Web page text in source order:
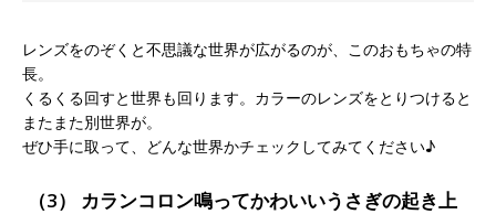
レンズをのぞくと不思議な世界が広がるのが、このおもちゃの特
長。
くるくる回すと世界も回ります。カラーのレンズをとりつけると
またまた別世界が。
ぜひ手に取って、どんな世界かチェックしてみてください♪
（3） カランコロン鳴ってかわいいうさぎの起き上